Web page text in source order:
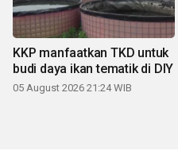
KKP manfaatkan TKD untuk
budi daya ikan tematik di DIY
05 August 2026 21:24 WIB